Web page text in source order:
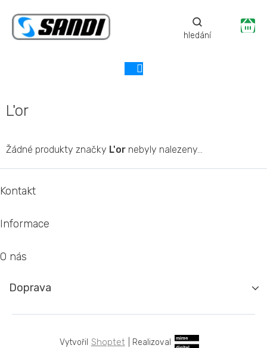
obsah
L'or
Žádné produkty značky L'or nebyly nalezeny...
á
t
Kontakt
Informace
O nás
Doprava
Shoptet Realizoval